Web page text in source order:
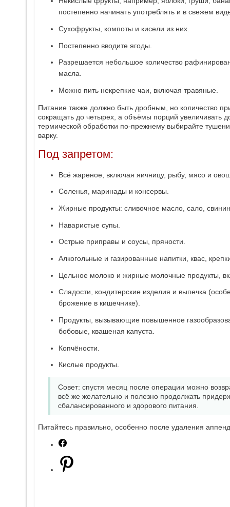
постепенно начинать употреблять и в свежем
Сухофрукты, компоты и кисели из них.
Постепенно вводите ягоды.
Разрешается небольшое количество
масла.
Можно пить некрепкие чаи, включая травяные.
Питание также должно быть дробным, но количество
сокращать до четырех, а объёмы порций увеличивать
термической обработки по-прежнему выбирайте
варку.
Под запретом:
Всё жареное, включая яичницу, рыбу, мясо и
Соленья, маринады и консервы.
Жирные продукты: сливочное масло, сало,
Наваристые супы.
Острые приправы и соусы, пряности.
Алкогольные и газированные напитки, квас,
Цельное молоко и жирные молочные продукты,
Сладости, кондитерские изделия и выпечка
брожение в кишечнике).
Продукты, вызывающие повышенное
бобовые, квашеная капуста.
Копчёности.
Кислые продукты.
Совет: спустя месяц после операции можно
всё же желательно и полезно продолжать
сбалансированного и здорового питания.
Питайтесь правильно, особенно после удаления